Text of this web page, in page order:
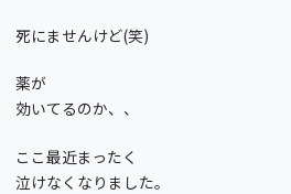
死にませんけど(笑)
薬が
効いてるのか、、
ここ最近まったく
泣けなくなりました。